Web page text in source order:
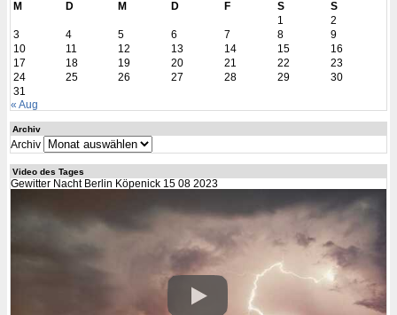
M
D M D F S
S
1
2
3
4 5 6 7 8
9
10
11 12 13 14 15
16
17
18 19 20 21 22
23
24
25 26 27 28 29
30
31
« Aug
Archiv
Archiv
Video des Tages
Gewitter Nacht Berlin Köpenick 15 08 2023